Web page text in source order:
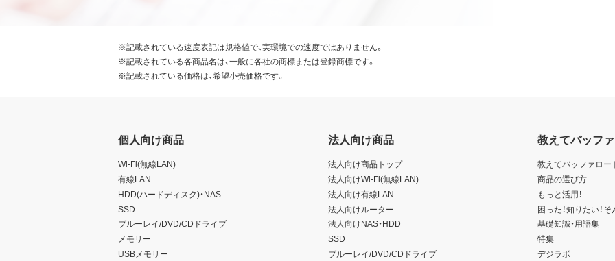
※記載されている速度表記は規格値で、実環境での速度ではありません。
※記載されている各商品名は、一般に各社の商標または登録商標です。
※記載されている価格は、希望小売価格です。
個人向け商品
Wi-Fi(無線LAN)
有線LAN
HDD(ハードディスク)・NAS
SSD
ブルーレイ/DVD/CDドライブ
メモリー
USBメモリー
法人向け商品
法人向け商品トップ
法人向けWi-Fi(無線LAN)
法人向け有線LAN
法人向けルーター
法人向けNAS・HDD
SSD
ブルーレイ/DVD/CDドライブ
教えてバッフ
教えてバッファロー
商品の選び方
もっと活用！
困った！知りたい！
基礎知識・用語集
特集
デジラボ